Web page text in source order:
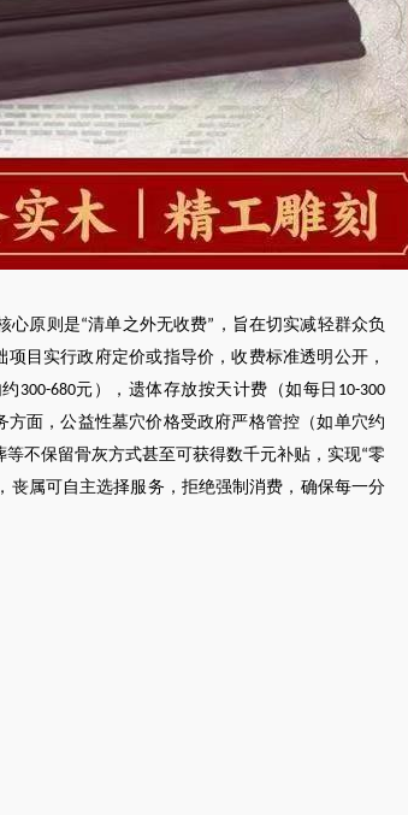
心原则是“清单之外无收费” ，旨在切实减轻群众负
目实行政府定价或指导价，收费标准透明公开，
300-680元），遗体存放按天计费（如每日 10-300
方面，公益性墓穴价格受政府严格管控（如单穴约
不保留骨灰方式甚至可获得数千元补贴，实现“零
丧属可自主选择服务，拒绝强制消费，确保每一分